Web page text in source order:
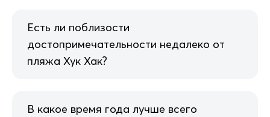
Есть ли поблизости
достопримечательности недалеко от
пляжа Хук Хак?
В какое время года лучше всего